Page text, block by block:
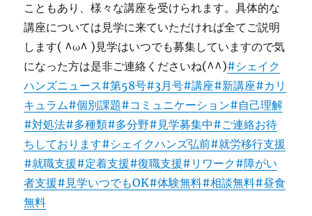
こともあり、様々な講座を受けられます。具体的な
講座については見学に来ていただければ全てご説明
します( ^ω^ )見学はいつでも募集していますので気
になった方は是非ご連絡くださいね(^^)#シェイク
ハンズニュース#第58号#3月号#講座#新講座#カリ
キュラム#個別課題#コミュニケーション#自己理解
#対処法#多種類#多分野#見学募集中#ご連絡お待
ちしております#シェイクハンズ弘前#就労移行支援
#就職支援#定着支援#復職支援#リワーク#障がい
者支援#見学いつでもOK#体験無料#相談無料#昼食
無料